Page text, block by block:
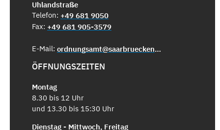
Uhlandstraße
Telefon: +49 681 9050
Fax: +49 681 905-3579
E-Mail: ordnungsamt@saarbruecken.de
ÖFFNUNGSZEITEN
Montag
8.30 bis 12 Uhr
und 13.30 bis 15:30 Uhr
Dienstag - Mittwoch, Freitag